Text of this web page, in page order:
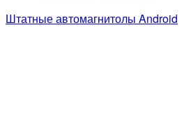
Штатные автомагнитолы Android